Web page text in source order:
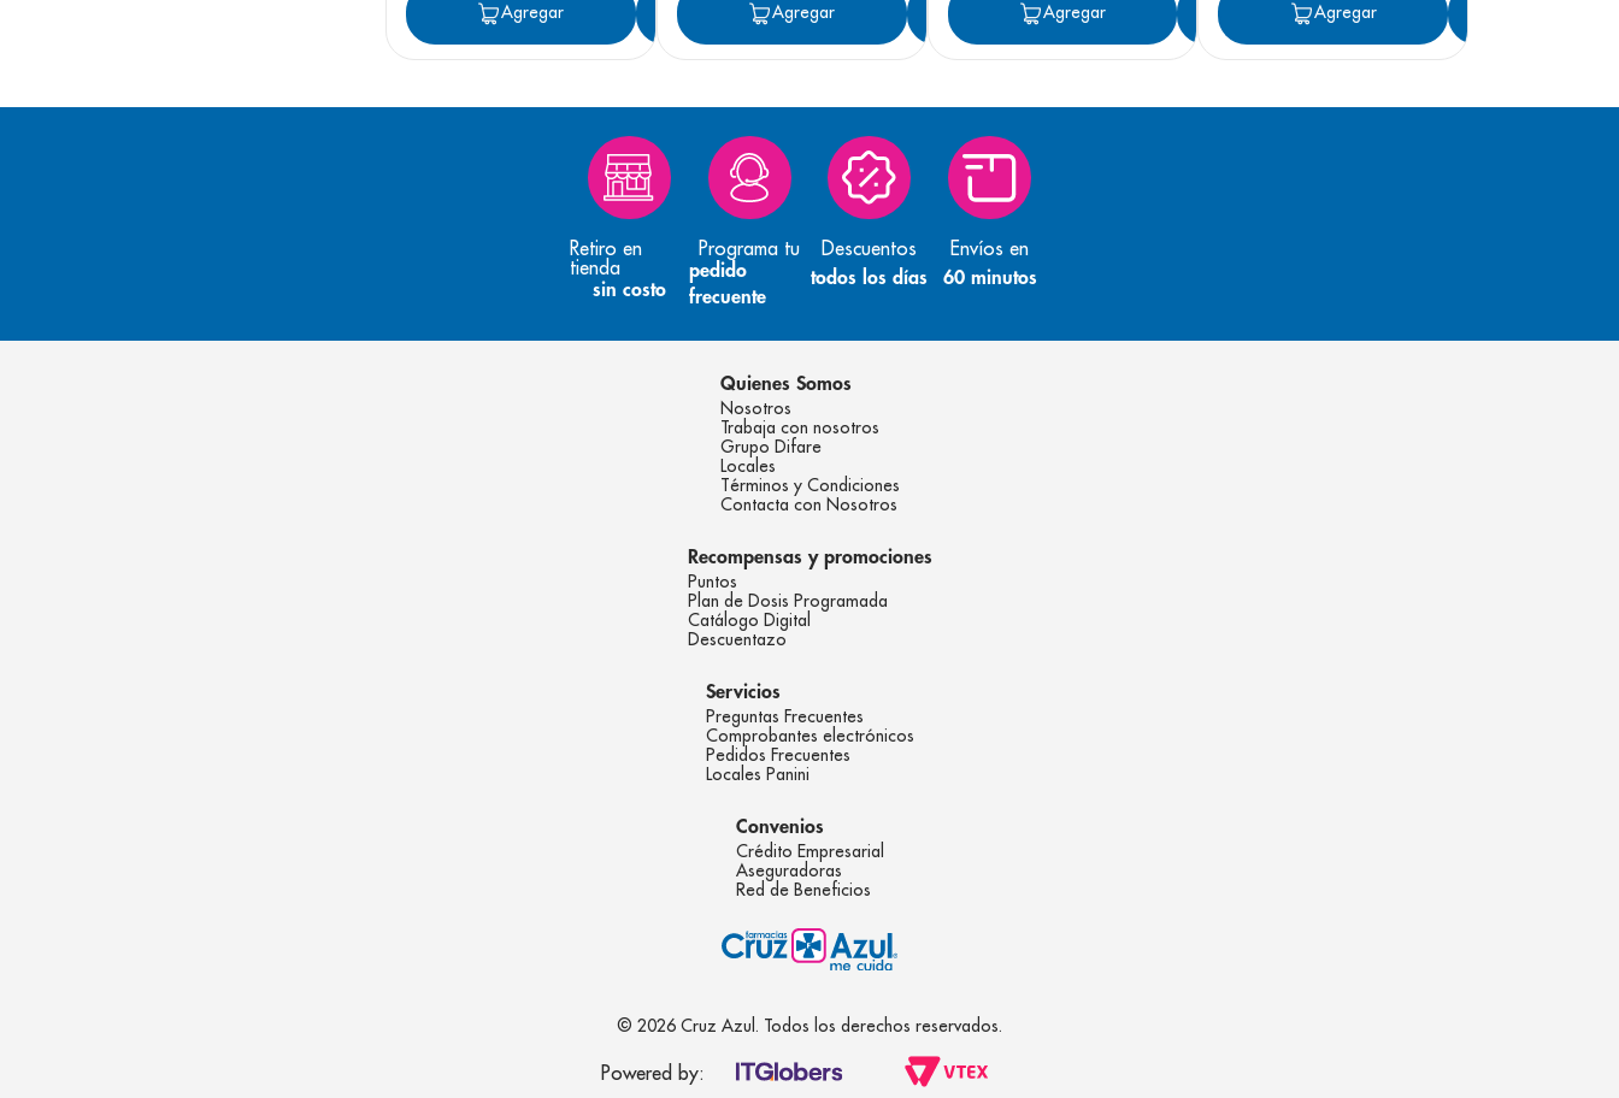
Agregar AgregarAgregar AgregarAgregar AgregarAgregar
Retiro en
tienda
sin costo
Programa tu
pedido
frecuente
Descuentos
todos los días
Envíos en
60 minutos
Quienes Somos
Nosotros
Trabaja con nosotros
Grupo Difare
Locales
Términos y Condiciones
Contacta con Nosotros
Recompensas y promociones
Puntos
Plan de Dosis Programada
Catálogo Digital
Descuentazo
Servicios
Preguntas Frecuentes
Comprobantes electrónicos
Pedidos Frecuentes
Locales Panini
Convenios
Crédito Empresarial
Aseguradoras
Red de Beneficios
© 2026 Cruz Azul. Todos los derechos reservados.
Powered by: